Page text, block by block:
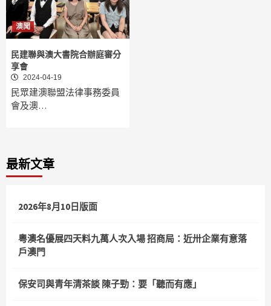
澳聞
民建聯與澳大書院合辦庭審分
享會
2024-04-19
民眾建澳聯盟法律事務委員
會及澳…
最新文章
2026年8月10日版面
粵澳名優展四天料九萬人次入場 招商局：近卅企業有意落
戶澳門
保安司與青年清茶談 陳子勁：要「聽而有應」